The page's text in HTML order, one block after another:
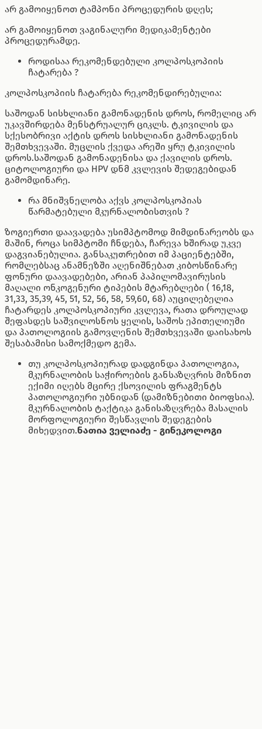
არ გამოიყენოთ ტამპონი პროცედურის დღეს;
არ გამოიყენოთ ვაგინალური მედიკამენტები
პროცედურამდე.
როდისაა რეკომენდებული კოლპოსკოპიის
ჩატარება ?
კოლპოსკოპიის ჩატარება რეკომენდირებულია:
საშოდან სისხლიანი გამონადენის დროს, რომელიც არ
უკავშირდება მენსტრუალურ ციკლს. ტკივილის და
სქესობრივი აქტის დროს სისხლიანი გამონადენის
შემთხვევაში. მუცლის ქვედა არეში ყრუ ტკივილის
დროს.საშოდან გამონადენისა და ქავილის დროს.
ციტოლოგიური და HPV დნმ კვლევის შედეგებიდან
გამომდინარე.
რა მნიშვნელობა აქვს კოლპოსკოპიას
წარმატებული მკურნალობისთვის ?
ზოგიერთი დაავადება უსიმპტომოდ მიმდინარეობს და
მაშინ, როცა სიმპტომი ჩნდება, ჩარევა ხშირად უკვე
დაგვიანებულია. განსაკუთრებით იმ პაციენტებში,
რომლებსაც ანამნეზში აღენიშნებათ კიბოსწინარე
ფონური დაავადებები, არიან პაპილომავირუსის
მაღალი ონკოგენური ტიპების მტარებლები ( 16,18,
31,33, 35,39, 45, 51, 52, 56, 58, 59,60, 68) აუცილებელია
ჩატარდეს კოლპოსკოპიური კვლევა, რათა დროულად
შეფასდეს საშვილოსნოს ყელის, საშოს ეპითელიუმი
და პათოლოგიის გამოვლენის შემთხვევაში დაისახოს
შესაბამისი სამოქმედო გემა.
თუ კოლპოსკოპიურად დადგინდა პათოლოგია,
მკურნალობის საჭიროების განსაზღვრის მიზნით
ექიმი იღებს მცირე ქსოვილის ფრაგმენტს
პათოლოგიური უბნიდან (დამიზნებითი ბიოფსია).
მკურნალობის ტაქტიკა განისაზღვრება მასალის
მორფოლოგიური შესწავლის შედეგების
მიხედვით.ნათია ველიაძე - გინეკოლოგი